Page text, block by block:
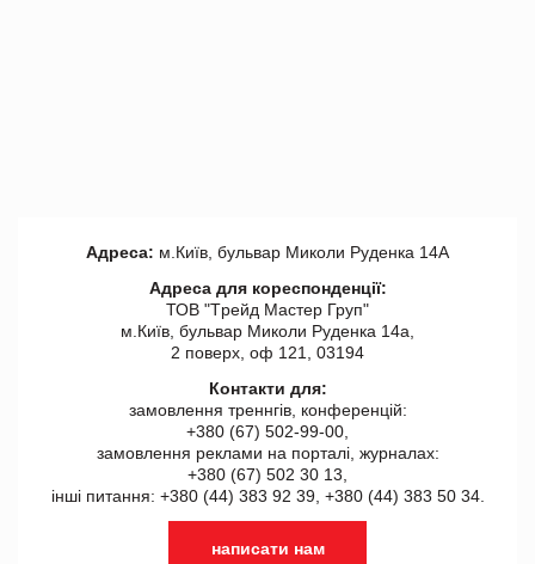
Адреса: м.Київ, бульвар Миколи Руденка 14А
Адреса для кореспонденції:
ТОВ "Tрейд Мастер Груп"
м.Київ, бульвар Миколи Руденка 14а,
2 поверх, оф 121, 03194
Контакти для:
замовлення треннгів, конференцій:
+380 (67) 502-99-00,
замовлення реклами на порталі, журналах:
+380 (67) 502 30 13,
інші питання: +380 (44) 383 92 39, +380 (44) 383 50 34.
написати нам